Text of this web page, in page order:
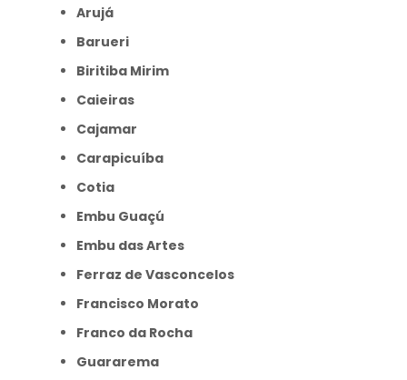
Arujá
Barueri
Biritiba Mirim
Caieiras
Cajamar
Carapicuíba
Cotia
Embu Guaçú
Embu das Artes
Ferraz de Vasconcelos
Francisco Morato
Franco da Rocha
Guararema